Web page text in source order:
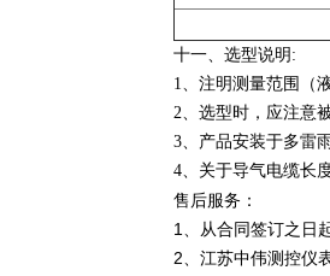
十一、选型说明 :
1、注明测量范围（
2、选型时，应注意
3、产品安装于多雷
4、关于导气电缆长
售后服务：
1、从合同签订之日
2、江苏中伟测控仪